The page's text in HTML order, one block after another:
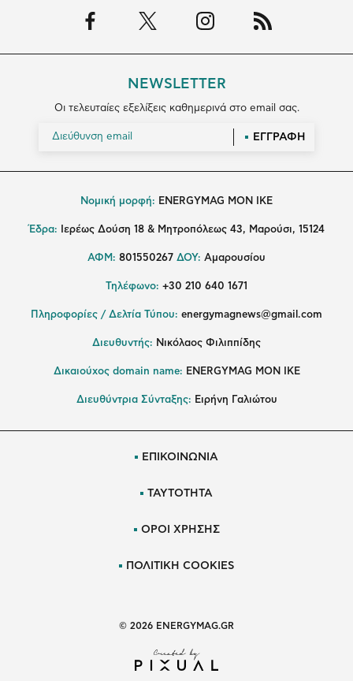
NEWSLETTER
Οι τελευταίες εξελίξεις καθημερινά στο email σας.
ΕΓΓΡΑΦΗ
Νομική μορφή: ENERGYMAG MON IKE
Έδρα: Ιερέως Δούση 18 & Μητροπόλεως 43, Μαρούσι, 15124
ΑΦΜ: 801550267 ΔΟΥ: Αμαρουσίου
Τηλέφωνο: +30 210 640 1671
Πληροφορίες / Δελτία Τύπου: energymagnews@gmail.com
Διευθυντής: Νικόλαος Φιλιππίδης
Δικαιούχος domain name: ENERGYMAG ΜΟΝ ΙΚΕ
Διευθύντρια Σύνταξης: Ειρήνη Γαλιώτου
ΕΠΙΚΟΙΝΩΝΙΑ
ΤΑΥΤΟΤΗΤΑ
ΟΡΟΙ ΧΡΗΣΗΣ
ΠΟΛΙΤΙΚΗ COOKIES
© 2026 ENERGYMAG.GR